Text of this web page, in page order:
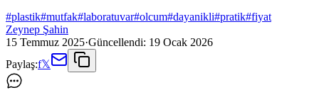
#plastik#mutfak#laboratuvar#olcum#dayanikli#pratik#fiyat
Zeynep Şahin
15 Temmuz 2025·Güncellendi: 19 Ocak 2026
Paylaş:f𝕏